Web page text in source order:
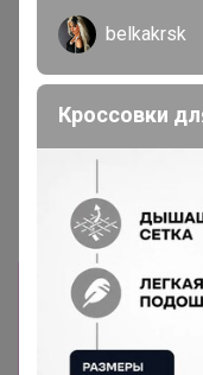
1 506р
лишь
Показать
belkakrsk
Кроссовки